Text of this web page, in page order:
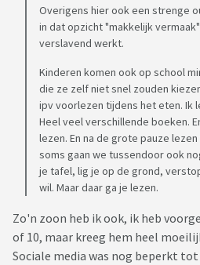
Overigens hier ook een strenge
in dat opzicht "makkelijk
verslavend werkt.
Kinderen komen ook op school
die ze zelf niet snel zouden
ipv voorlezen tijdens het eten. Ik
Heel veel verschillende boeken.
lezen. En na de grote pauze
soms gaan we tussendoor ook
je tafel, lig je op de grond,
wil. Maar daar ga je lezen.
Zo'n zoon heb ik ook, ik heb
of 10, maar kreeg hem heel
Sociale media was nog beperkt